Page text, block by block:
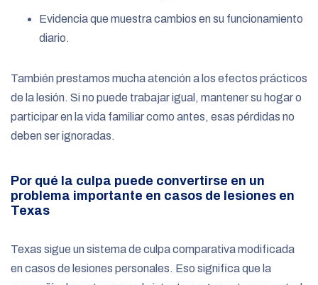
Evidencia que muestra cambios en su funcionamiento
diario.
También prestamos mucha atención a los efectos prácticos
de la lesión. Si no puede trabajar igual, mantener su hogar o
participar en la vida familiar como antes, esas pérdidas no
deben ser ignoradas.
Por qué la culpa puede convertirse en un
problema importante en casos de lesiones en
Texas
Texas sigue un sistema de culpa comparativa modificada
en casos de lesiones personales. Eso significa que la